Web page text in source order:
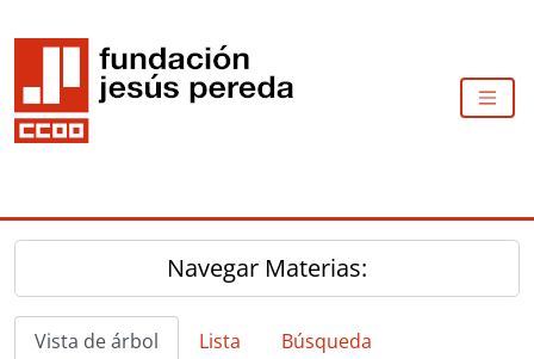
Navegar Materias:
Vista de árbol Lista
Búsqueda